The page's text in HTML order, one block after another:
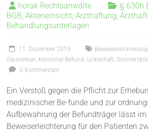
horak Rechtsanwälte § 630h
BGB ,Akteneinsicht ,Arzthaftung ,
Behandlungsunterlagen
11. Dezember 2019 Beweiserleichterung
Gipsverban klinischer Befund lückenhaft ,
0 Kommentare
Ein Verstoß gegen die Pflicht zur
medizinischer Be-funde und zur
Aufbewahrung der Befundträger lässt im
Beweiserleichterung für den Patienten